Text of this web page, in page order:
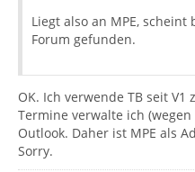
Liegt also an MPE,
Forum gefunden.
OK. Ich verwende TB seit
Termine verwalte ich
Outlook. Daher ist MPE als
Sorry.